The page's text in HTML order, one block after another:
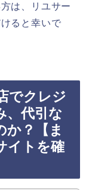
は、リユサー
ると幸いで
でクレジ
、代引な
か？【ま
イトを確